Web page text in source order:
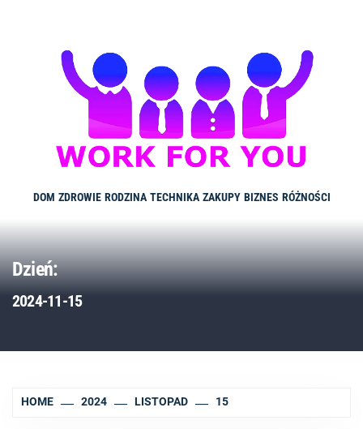
DOM ZDROWIE RODZINA TECHNIKA ZAKUPY BIZNES RÓŻNOŚCI
Dzień:
2024-11-15
HOME 2024 LISTOPAD 15